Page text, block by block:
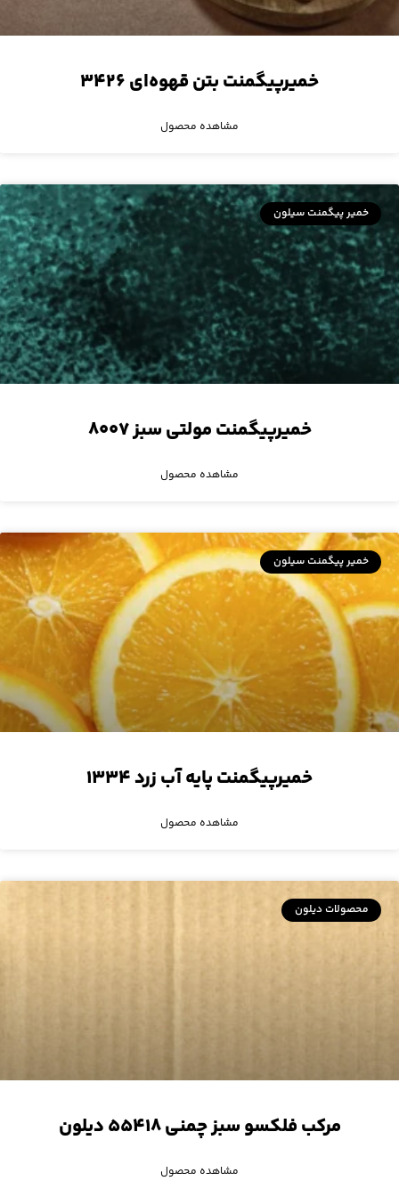
خمیرپیگمنت بتن قهوه‌ای ۳۴۲۶
مشاهده محصول
خمیر پیگمنت سیلون
خمیرپیگمنت مولتی سبز ۸۰۰۷
مشاهده محصول
خمیر پیگمنت سیلون
خمیرپیگمنت پایه آب زرد ۱۳۳۴
مشاهده محصول
محصولات دیلون
مرکب فلکسو سبز چمنی ۵۵۴۱۸ دیلون
مشاهده محصول